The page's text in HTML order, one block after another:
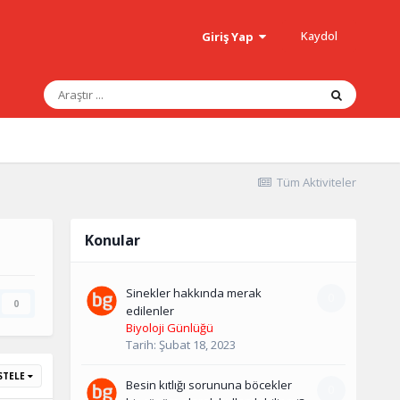
Giriş Yap Kaydol
Tüm Aktiviteler
0
Konular
Sinekler hakkında merak
edilenler
Biyoloji Günlüğü
Tarih: Şubat 18, 2023
Besin kıtlığı sorununa böcekler